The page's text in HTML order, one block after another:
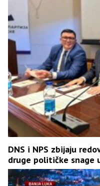
DNS i NPS zbijaju
druge političke snage